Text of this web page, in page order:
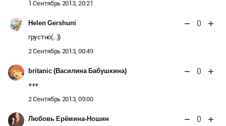
1 Сентябрь 2013, 20:21
Helen Gershuni 0
грустно(...))
2 Сентябрь 2013, 00:49
britanic (Василина Бабушкина) 0
+++
2 Сентябрь 2013, 09:00
Любовь Ерёмина-Ношин 0